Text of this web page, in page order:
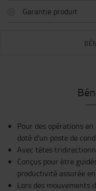
Garantie produit
Pour des opérations
doté d'un poste de
Avec têtes
Conçus pour être
productivité assurée
Lors des mouvements